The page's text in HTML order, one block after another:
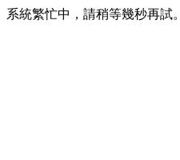
系統繁忙中，請稍等幾秒再試。